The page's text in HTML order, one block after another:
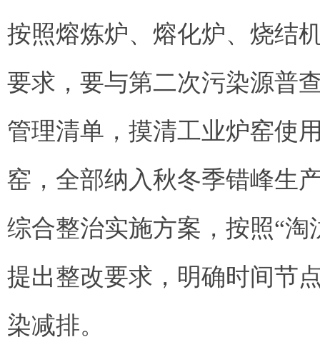
按照熔炼炉、熔化炉、烧结
要求，要与第二次污染源普
管理清单，摸清工业炉窑使
窑，全部纳入秋冬季错峰生
综合整治实施方案，按照“
提出整改要求，明确时间节
染减排。